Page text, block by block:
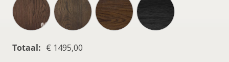
Totaal: € 1495,00